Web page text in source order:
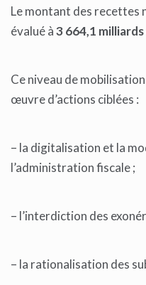
Le montant des recettes
évalué à3 664,1
Ce niveau de
œuvre d’actions ciblées :
– la digitalisation et la
l’administration fiscale ;
– l’interdiction des
– la rationalisation des